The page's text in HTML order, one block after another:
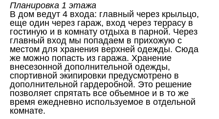
Планировка 1 этажа
В дом ведут 4 входа: главный через крыльцо,
еще один через гараж, вход через террасу в
гостиную и в комнату отдыха в парной. Через
главный вход мы попадаем в прихожую с
местом для хранения верхней одежды. Сюда
же можно попасть из гаража. Хранение
внесезонной дополнительной одежды,
спортивной экипировки предусмотрено в
дополнительной гардеробной. Это решение
позволяет спрятать все объемное и в то же
время ежедневно используемое в отдельной
комнате.